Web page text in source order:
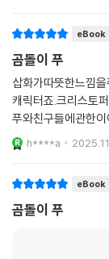
eBook
곰돌이 푸
삽화가따뜻한느낌
캐릭터죠.크리스토
푸와친구들에관한
h****a
eBook
곰돌이 푸